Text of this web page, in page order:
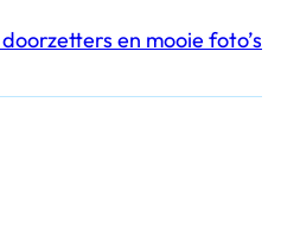
en mooie foto’s